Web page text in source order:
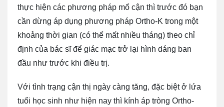
thực hiện các phương pháp mổ cận thì trước đó bạn
cần dừng áp dụng phương pháp Ortho-K trong một
khoảng thời gian (có thể mất nhiều tháng) theo chỉ
định của bác sĩ để giác mạc trở lại hình dáng ban
đầu như trước khi điều trị.
Với tình trạng cận thị ngày càng tăng, đặc biệt ở lứa
tuổi học sinh như hiện nay thì kính áp tròng Ortho-